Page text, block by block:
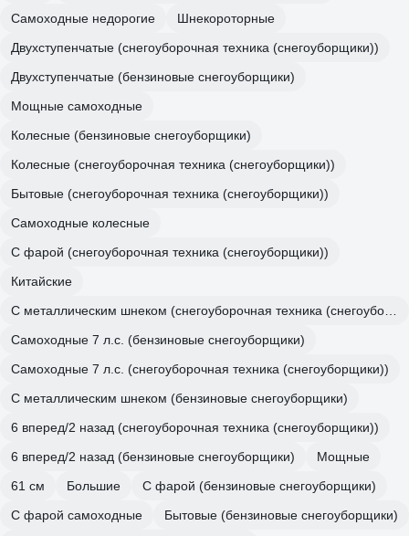
Самоходные недорогие
Шнекороторные
Двухступенчатые (снегоуборочная техника (снегоуборщики))
Двухступенчатые (бензиновые снегоуборщики)
Мощные самоходные
Колесные (бензиновые снегоуборщики)
Колесные (снегоуборочная техника (снегоуборщики))
Бытовые (снегоуборочная техника (снегоуборщики))
Самоходные колесные
С фарой (снегоуборочная техника (снегоуборщики))
Китайские
С металлическим шнеком (снегоуборочная техника (снегоуборщики))
Самоходные 7 л.с. (бензиновые снегоуборщики)
Самоходные 7 л.с. (снегоуборочная техника (снегоуборщики))
С металлическим шнеком (бензиновые снегоуборщики)
6 вперед/2 назад (снегоуборочная техника (снегоуборщики))
6 вперед/2 назад (бензиновые снегоуборщики)
Мощные
61 см
Большие
С фарой (бензиновые снегоуборщики)
С фарой самоходные
Бытовые (бензиновые снегоуборщики)